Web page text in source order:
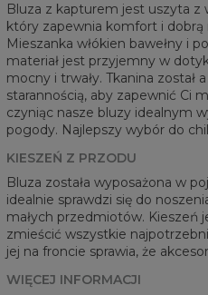
Bluza z kapturem jest uszyta z
który zapewnia komfort i dobrą
Mieszanka włókien bawełny i
materiał jest przyjemny w
mocny i trwały. Tkanina został
starannością, aby zapewnić Ci
czyniąc nasze bluzy idealnym
pogody. Najlepszy wybór do
KIESZEŃ Z PRZODU
Bluza została wyposażona w
idealnie sprawdzi się do
małych przedmiotów. Kieszeń
zmieścić wszystkie
jej na froncie sprawia, że
WIĘCEJ INFORMACJI